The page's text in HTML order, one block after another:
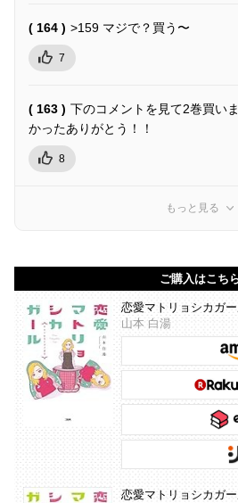
( 164 ) >159 マジで？買う〜
7
( 163 ) 下のコメントを見て2巻買い
かったありがとう！！
8
もっと見る
ご購入はこち
恋愛マトリョシカガ
山本 白湯
恋愛マトリョシカガ